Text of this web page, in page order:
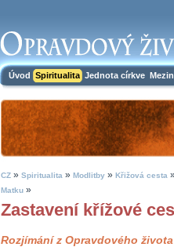
Úvod Spiritualita Jednota církve
CZ » Spiritualita » Modlitby » Křižová cesta
Matku »
Zastavení křížové
Rozjímáníz Opravdového